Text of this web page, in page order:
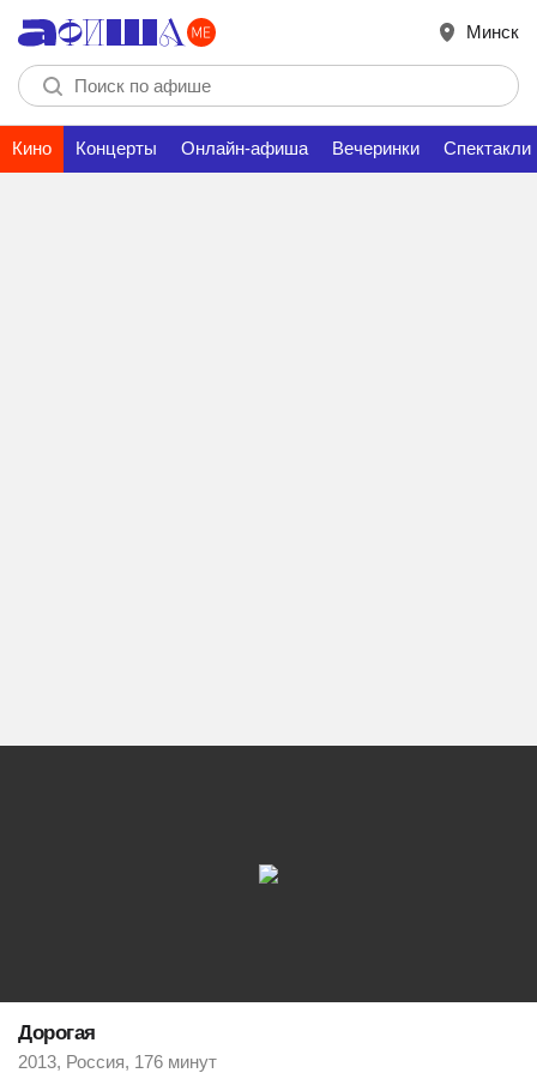
Минск
Кино Концерты Онлайн-афиша Вечеринки Спектакли
Дорогая
2013, Россия, 176 минут